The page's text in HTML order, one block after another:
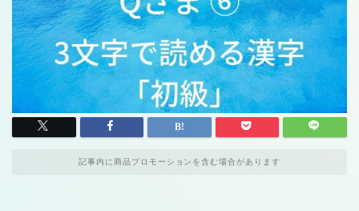
記事内に商品プロモーションを含む場合があります